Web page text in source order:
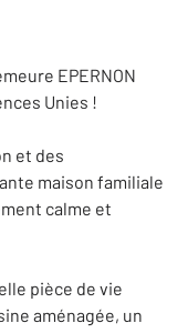
EPERNON
Unies !
et des
maison familiale
calme et
pièce de vie
aménagée, un